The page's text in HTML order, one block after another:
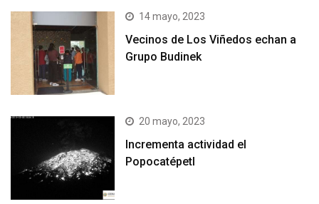
14 mayo, 2023
Vecinos de Los Viñedos echan a
Grupo Budinek
20 mayo, 2023
Incrementa actividad el
Popocatépetl